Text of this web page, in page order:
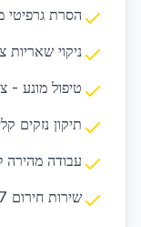
הסרת גרפיטי
ניקוי שאריות
טיפול מונע -
תיקון נזקים
עבודה מהירה
שירות חירום 24/7 להסרת גרפיטי